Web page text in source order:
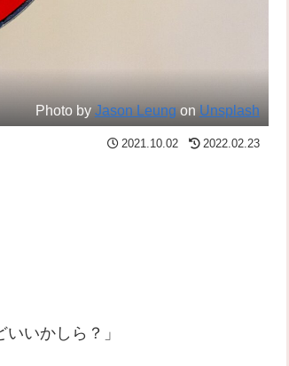
Photo by Jason Leung on Unsplash
2021.10.02 2022.02.23
いかしら？」